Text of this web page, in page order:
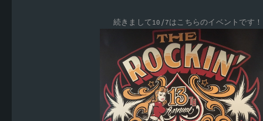
続きまして10/7はこちらのイベントです！